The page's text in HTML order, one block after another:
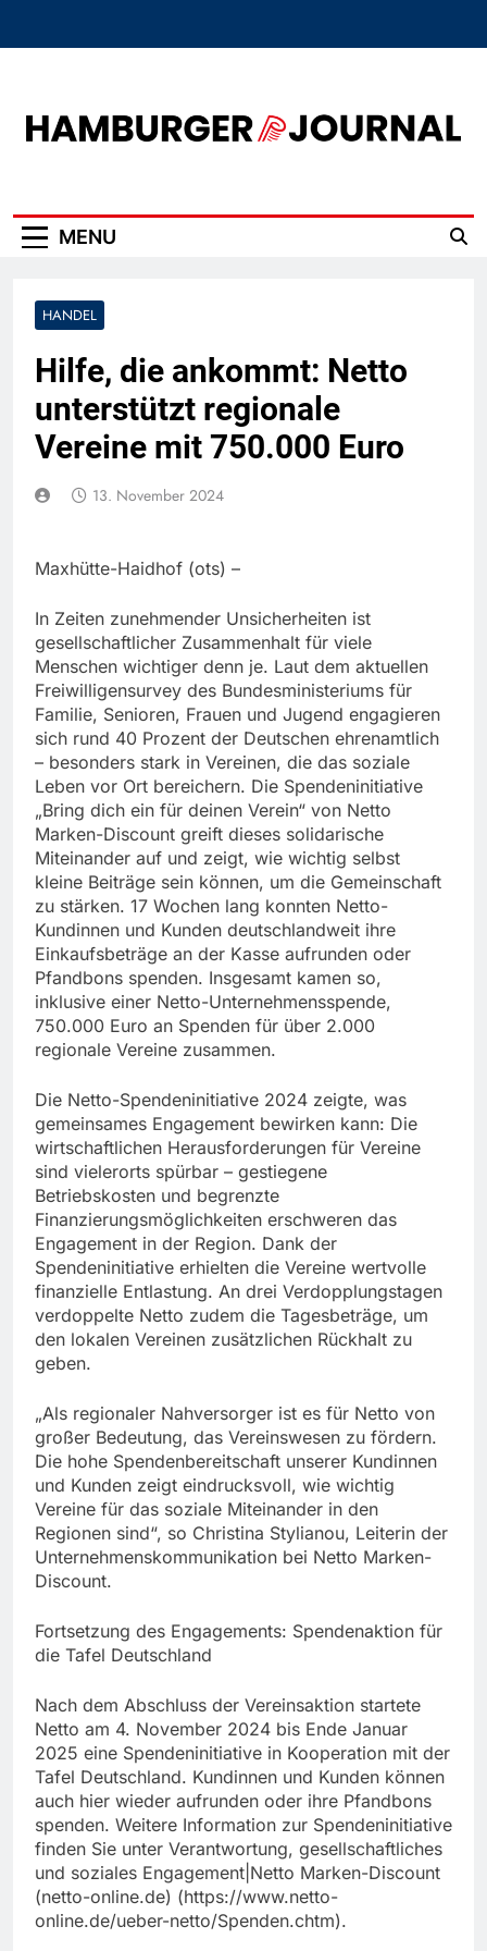
MENU
HANDEL
Hilfe, die ankommt: Netto
unterstützt regionale
Vereine mit 750.000 Euro
13. November 2024
Maxhütte-Haidhof (ots) –
In Zeiten zunehmender Unsicherheiten ist
gesellschaftlicher Zusammenhalt für viele
Menschen wichtiger denn je. Laut dem aktuellen
Freiwilligensurvey des Bundesministeriums für
Familie, Senioren, Frauen und Jugend engagieren
sich rund 40 Prozent der Deutschen ehrenamtlich
– besonders stark in Vereinen, die das soziale
Leben vor Ort bereichern. Die Spendeninitiative
„Bring dich ein für deinen Verein“ von Netto
Marken-Discount greift dieses solidarische
Miteinander auf und zeigt, wie wichtig selbst
kleine Beiträge sein können, um die Gemeinschaft
zu stärken. 17 Wochen lang konnten Netto-
Kundinnen und Kunden deutschlandweit ihre
Einkaufsbeträge an der Kasse aufrunden oder
Pfandbons spenden. Insgesamt kamen so,
inklusive einer Netto-Unternehmensspende,
750.000 Euro an Spenden für über 2.000
regionale Vereine zusammen.
Die Netto-Spendeninitiative 2024 zeigte, was
gemeinsames Engagement bewirken kann: Die
wirtschaftlichen Herausforderungen für Vereine
sind vielerorts spürbar – gestiegene
Betriebskosten und begrenzte
Finanzierungsmöglichkeiten erschweren das
Engagement in der Region. Dank der
Spendeninitiative erhielten die Vereine wertvolle
finanzielle Entlastung. An drei Verdopplungstagen
verdoppelte Netto zudem die Tagesbeträge, um
den lokalen Vereinen zusätzlichen Rückhalt zu
geben.
„Als regionaler Nahversorger ist es für Netto von
großer Bedeutung, das Vereinswesen zu fördern.
Die hohe Spendenbereitschaft unserer Kundinnen
und Kunden zeigt eindrucksvoll, wie wichtig
Vereine für das soziale Miteinander in den
Regionen sind“, so Christina Stylianou, Leiterin der
Unternehmenskommunikation bei Netto Marken-
Discount.
Fortsetzung des Engagements: Spendenaktion für
die Tafel Deutschland
Nach dem Abschluss der Vereinsaktion startete
Netto am 4. November 2024 bis Ende Januar
2025 eine Spendeninitiative in Kooperation mit der
Tafel Deutschland. Kundinnen und Kunden können
auch hier wieder aufrunden oder ihre Pfandbons
spenden. Weitere Information zur Spendeninitiative
finden Sie unter Verantwortung, gesellschaftliches
und soziales Engagement|Netto Marken-Discount
(netto-online.de) (https://www.netto-
online.de/ueber-netto/Spenden.chtm).